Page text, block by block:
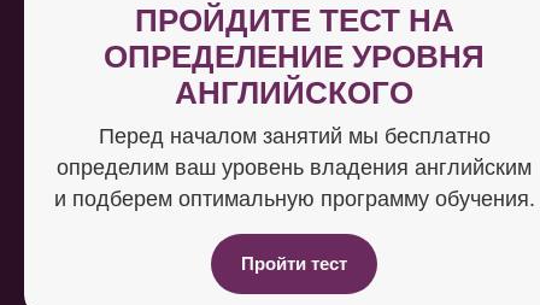
ООО «ЯЦ КИНГС
ИНГЛИШ»
ИНН 8602299791
info@kingsenglish.ru
г. Сургут ул. 30 лет Победы 41/1
График работы:
пн-пт: 9:00-20:00, сб-вс 9:00-17:00
Посмотреть на карте
ПРОЙДИТЕ ТЕСТ НА
ОПРЕДЕЛЕНИЕ УРОВНЯ
АНГЛИЙСКОГО
Перед началом занятий мы бесплатно
определим ваш уровень владения английским
и подберем оптимальную программу обучения.
Пройти тест